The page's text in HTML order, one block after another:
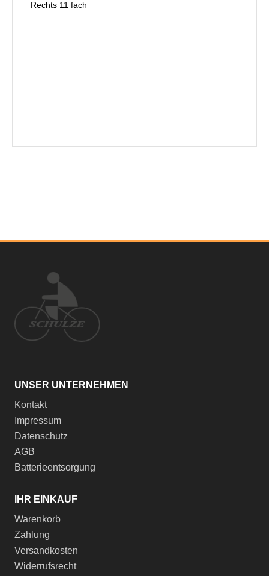
Rechts 11 fach
UNSER UNTERNEHMEN
Kontakt
Impressum
Datenschutz
AGB
Batterieentsorgung
IHR EINKAUF
Warenkorb
Zahlung
Versandkosten
Widerrufsrecht